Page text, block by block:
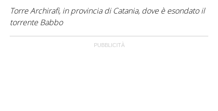
Torre Archirafi, in provincia di Catania, dove è esondato il
torrente Babbo